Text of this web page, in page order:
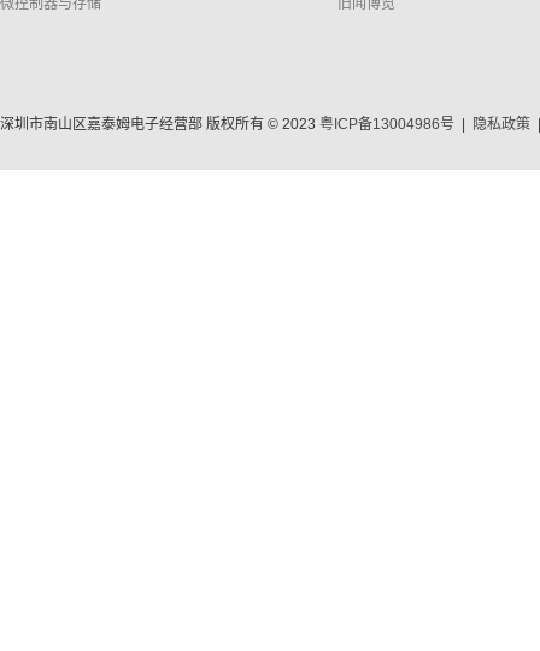
微控制器与存储 旧闻博览
深圳市南山区嘉泰姆电子经营部 版权所有 © 2023 粤ICP备13004986号 隐私政策